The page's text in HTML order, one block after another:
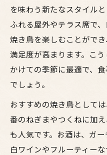
を味わう新たなスタイル
ふれる屋外やテラス席で
焼き鳥を楽しむことがで
満足度が高まります。こ
かけての季節に最適で、
でしょう。
おすすめの焼き鳥として
番のねぎまやつくねに加
も人気です。お酒は、ガ
白ワインやフルーティー